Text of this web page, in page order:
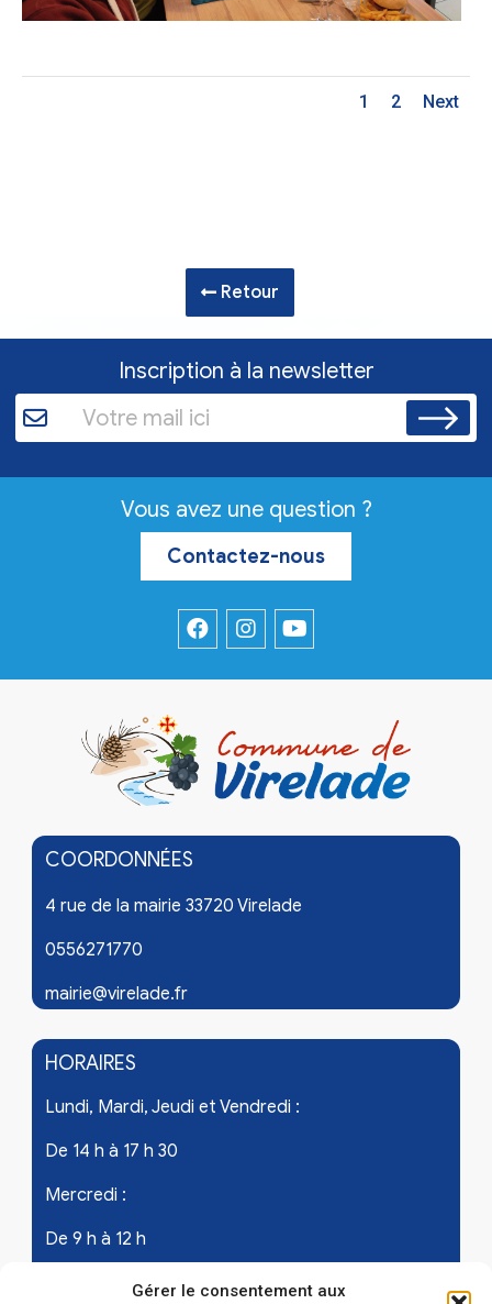
Gérer le consentement aux
1 2 Next
Retour
Inscription à la newsletter
Vous avez une question ?
Contactez-nous
COORDONNÉES
4 rue de la mairie 33720 Virelade
0556271770
mairie@virelade.fr
HORAIRES
Lundi, Mardi, Jeudi et Vendredi :
De 14 h à 17 h 30
Mercredi :
De 9 h à 12 h
Samedi - les 1er et 3ème de chaque mois :